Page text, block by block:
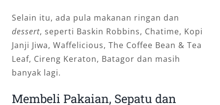
Selain itu, ada pula makanan ringan dan
dessert, seperti Baskin Robbins, Chatime, Kopi
Janji Jiwa, Waffelicious, The Coffee Bean & Tea
Leaf, Cireng Keraton, Batagor dan masih
banyak lagi.
Membeli Pakaian, Sepatu dan